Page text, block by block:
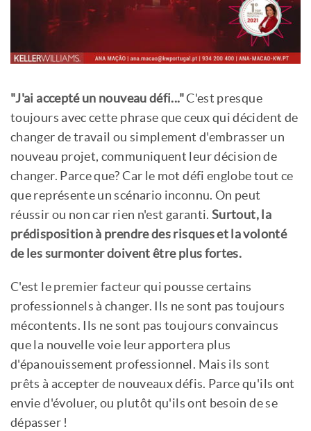
"J'ai accepté un nouveau défi..."C'est presque
toujours avec cette phrase que ceux qui décident de
changer de travail ou simplement d'embrasser un
nouveau projet, communiquent leur décision de
changer. Parce que? Car le mot défi englobe tout ce
que représente un scénario inconnu. On peut
réussir ou non car rien n'est garanti.Surtout, la
prédisposition à prendre des risques et la volonté
de les surmonter doivent être plus fortes.
C'est le premier facteur qui pousse certains
professionnels à changer. Ils ne sont pas toujours
mécontents. Ils ne sont pas toujours convaincus
que la nouvelle voie leur apportera plus
d'épanouissement professionnel. Mais ils sont
prêts à accepter de nouveaux défis. Parce qu'ils ont
envie d'évoluer, ou plutôt qu'ils ont besoin de se
dépasser !